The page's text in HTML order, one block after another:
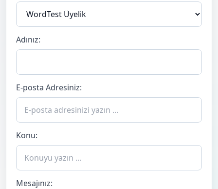
Adınız:
E-posta Adresiniz:
Konu:
Mesajınız: